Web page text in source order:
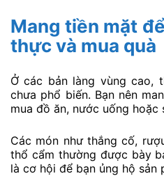
Mang tiền mặt
thực và mua quà
Ở các bản làng vùng cao,
chưa phổ biến. Bạn nên
mua đồ ăn, nước uống hoặc
Các món như thắng cố,
thổ cẩm thường được bày
là cơ hội để bạn ủng hộ sản